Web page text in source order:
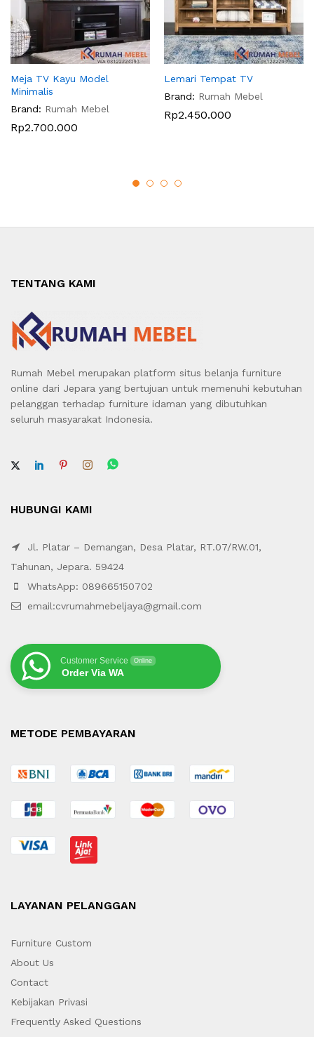
Meja TV Kayu Model
Minimalis
Brand: Rumah Mebel
Rp2.700.000
Lemari Tempat TV
Brand: Rumah Mebel
Rp2.450.000
TENTANG KAMI
Rumah Mebel merupakan platform situs belanja furniture
online dari Jepara yang bertujuan untuk memenuhi kebutuhan
pelanggan terhadap furniture idaman yang dibutuhkan
seluruh masyarakat Indonesia.
HUBUNGI KAMI
Jl. Platar – Demangan, Desa Platar, RT.07/RW.01,
Tahunan, Jepara. 59424
WhatsApp: 089665150702
email:cvrumahmebeljaya@gmail.com
Customer Service Online
Order Via WA
METODE PEMBAYARAN
LAYANAN PELANGGAN
Furniture Custom
About Us
Contact
Kebijakan Privasi
Frequently Asked Questions